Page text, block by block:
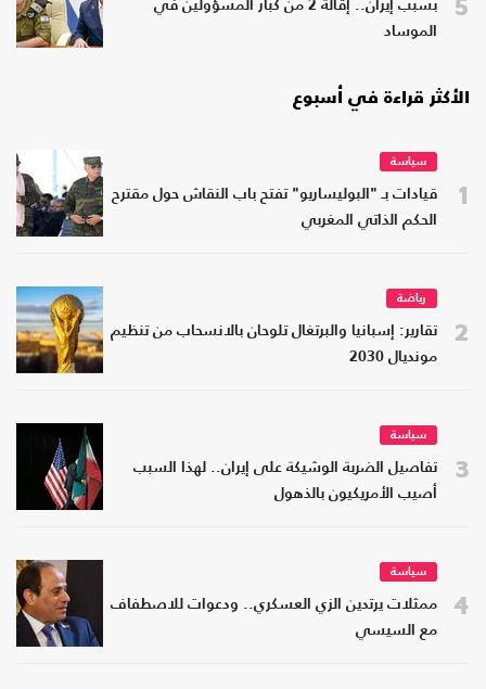
بسبب إيران.. إقالة 2 من كبار المسؤولين في
الموساد
الأكثر قراءة في أسبوع
1
سياسة
قيادات بـ "البوليساريو" تفتح باب النقاش حول مقترح
الحكم الذاتي المغربي
2
رياضة
تقارير: إسبانيا والبرتغال تلوحان بالانسحاب من تنظيم
مونديال 2030
3
سياسة
تفاصيل الضربة الوشيكة على إيران.. لهذا السبب
أصيب الأمريكيون بالذهول
4
سياسة
ممثلات يرتدين الزي العسكري.. ودعوات للاصطفاف
مع السيسي